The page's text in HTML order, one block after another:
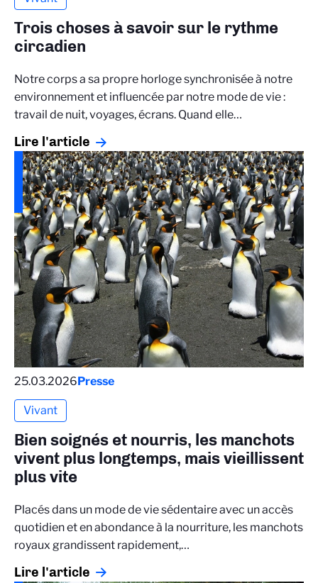
Trois choses à savoir sur le rythme
circadien
Notre corps a sa propre horloge synchronisée à notre
environnement et influencée par notre mode de vie :
travail de nuit, voyages, écrans. Quand elle…
Lire l'article
25.03.2026Presse
Vivant
Bien soignés et nourris, les manchots
vivent plus longtemps, mais vieillissent
plus vite
Placés dans un mode de vie sédentaire avec un accès
quotidien et en abondance à la nourriture, les manchots
royaux grandissent rapidement,…
Lire l'article